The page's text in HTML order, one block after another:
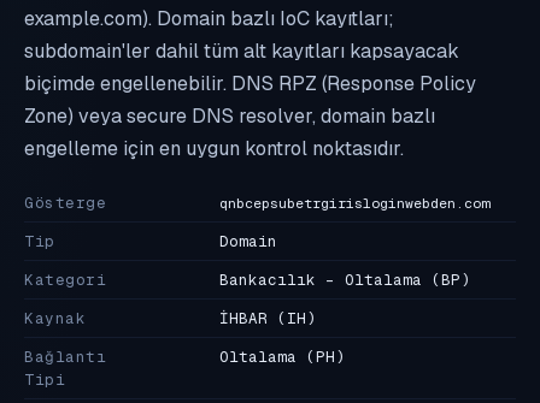
example.com). Domain bazlı IoC kayıtları;
subdomain'ler dahil tüm alt kayıtları kapsayacak
biçimde engellenebilir. DNS RPZ (Response Policy
Zone) veya secure DNS resolver, domain bazlı
engelleme için en uygun kontrol noktasıdır.
Gösterge qnbcepsubetrgirisloginwebden.com
Tip
Domain
Kategori
Bankacılık - Oltalama (BP)
Kaynak
İHBAR (IH)
Bağlantı
Tipi
Oltalama (PH)